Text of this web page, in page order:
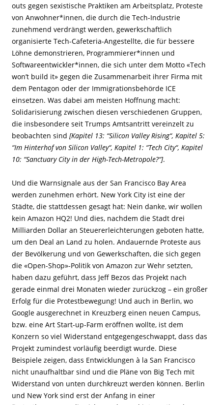
outs gegen sexistische Praktiken am Arbeitsplatz, Proteste
von Anwohner*innen, die durch die Tech-Industrie
zunehmend verdrängt werden, gewerkschaftlich
organisierte Tech-Cafeteria-Angestellte, die für bessere
Löhne demonstrieren, Programmierer*innen und
Softwareentwickler*innen, die sich unter dem Motto «Tech
won’t build it» gegen die Zusammenarbeit ihrer Firma mit
dem Pentagon oder der Immigrationsbehörde ICE
einsetzen. Was dabei am meisten Hoffnung macht:
Solidarisierung zwischen diesen verschiedenen Gruppen,
die insbesondere seit Trumps Amtsantritt vereinzelt zu
beobachten sind [Kapitel 13: “Silicon Valley Rising“, Kapitel 5:
“Im Hinterhof von Silicon Valley“, Kapitel 1: “Tech City“, Kapitel
10: “Sanctuary City in der High-Tech-Metropole?“].
Und die Warnsignale aus der San Francisco Bay Area
werden zunehmen erhört. New York City ist eine der
Städte, die stattdessen gesagt hat: Nein danke, wir wollen
kein Amazon HQ2! Und dies, nachdem die Stadt drei
Milliarden Dollar an Steuererleichterungen geboten hatte,
um den Deal an Land zu holen. Andauernde Proteste aus
der Bevölkerung und von Gewerkschaften, die sich gegen
die «Open-Shop»-Politik von Amazon zur Wehr setzten,
haben dazu geführt, dass Jeff Bezos das Projekt nach
gerade einmal drei Monaten wieder zurückzog – ein großer
Erfolg für die Protestbewegung! Und auch in Berlin, wo
Google ausgerechnet in Kreuzberg einen neuen Campus,
bzw. eine Art Start-up-Farm eröffnen wollte, ist dem
Konzern so viel Widerstand entgegengeschwappt, dass das
Projekt zumindest vorläufig beerdigt wurde. Diese
Beispiele zeigen, dass Entwicklungen à la San Francisco
nicht unaufhaltbar sind und die Pläne von Big Tech mit
Widerstand von unten durchkreuzt werden können. Berlin
und New York sind erst der Anfang in einer